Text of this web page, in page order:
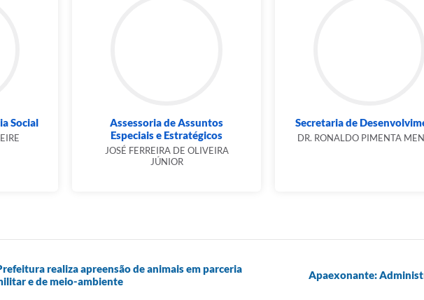
Social
Assessoria de Assuntos
Especiais e Estratégicos
JOSÉ FERREIRA DE OLIVEIRA
JÚNIOR
Secretaria de
DR. RONALDO PIMENTA
realiza apreensão de animais em parceria
e de meio-ambiente
Apaexonante: